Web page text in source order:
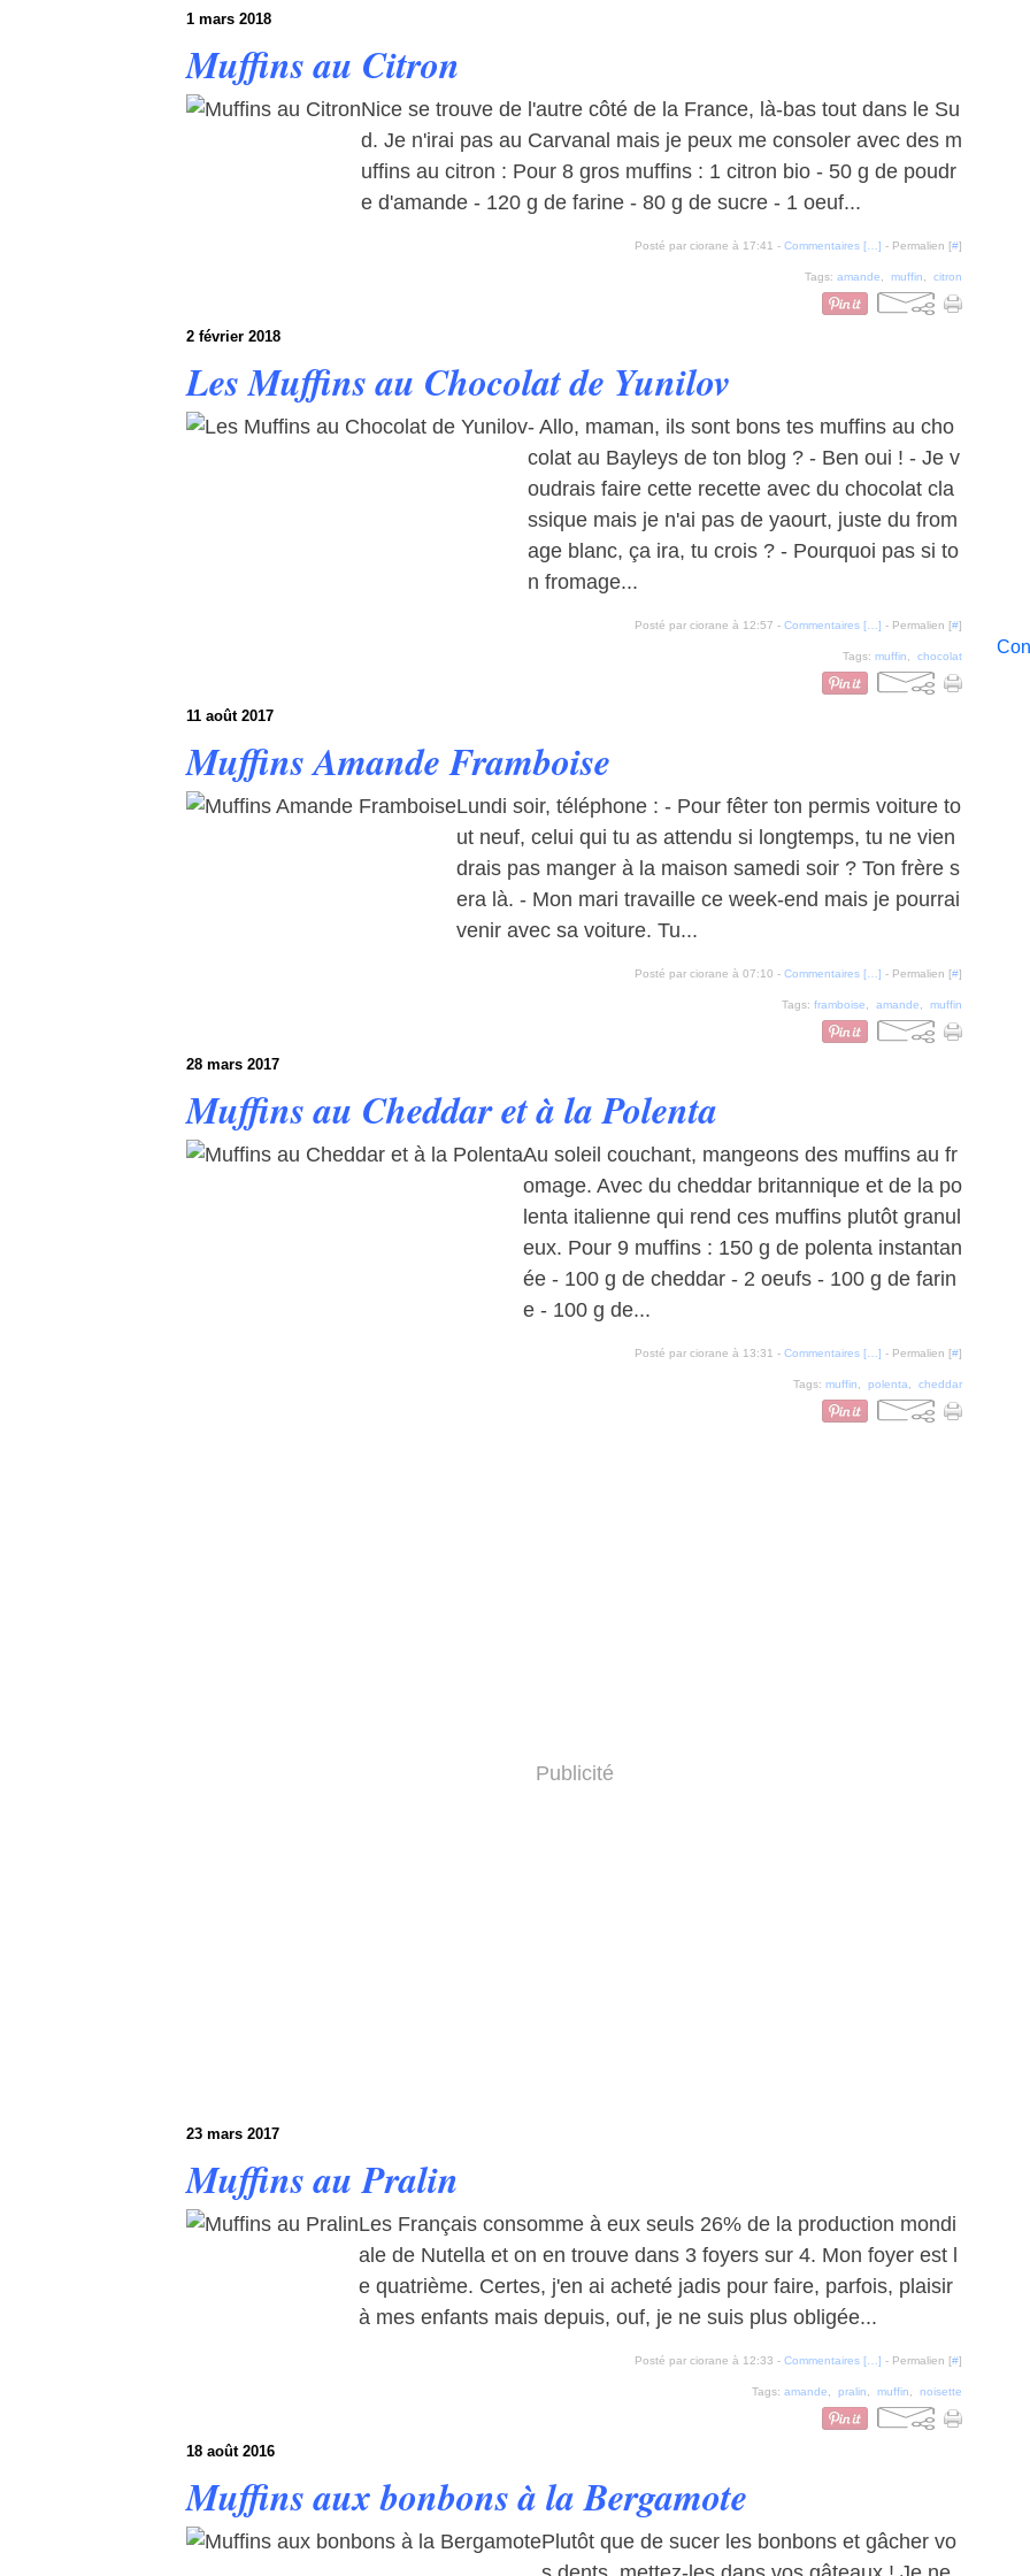
1 mars 2018
Muffins au Citron
Nice se trouve de l'autre côté de la France, là-bas tout dans le Su
d. Je n'irai pas au Carvanal mais je peux me consoler avec des m
uffins au citron : Pour 8 gros muffins : 1 citron bio - 50 g de poudr
e d'amande - 120 g de farine - 80 g de sucre - 1 oeuf...
Posté par ciorane à 17:41 - Commentaires [ ] - Permalien [#]
Tags: amande muffin citron
2 février 2018
Les Muffins au Chocolat de Yunilov
- Allo, maman, ils sont bons tes muffins au cho
colat au Bayleys de ton blog ? - Ben oui ! - Je v
oudrais faire cette recette avec du chocolat cla
ssique mais je n'ai pas de yaourt, juste du from
age blanc, ça ira, tu crois ? - Pourquoi pas si to
n fromage...
Posté par ciorane à 12:57 - Commentaires [ ] - Permalien [#]
Tags: muffin chocolat
11 août 2017
Muffins Amande Framboise
Lundi soir, téléphone : - Pour fêter ton permis voiture to
ut neuf, celui qui tu as attendu si longtemps, tu ne vien
drais pas manger à la maison samedi soir ? Ton frère s
era là. - Mon mari travaille ce week-end mais je pourrai
venir avec sa voiture. Tu...
Posté par ciorane à 07:10 - Commentaires [ ] - Permalien [#]
Tags: framboise amande muffin
28 mars 2017
Muffins au Cheddar et à la Polenta
Au soleil couchant, mangeons des muffins au fr
omage. Avec du cheddar britannique et de la po
lenta italienne qui rend ces muffins plutôt granul
eux. Pour 9 muffins : 150 g de polenta instantan
ée - 100 g de cheddar - 2 oeufs - 100 g de farin
e - 100 g de...
Posté par ciorane à 13:31 - Commentaires [ ] - Permalien [#]
Tags: muffin polenta cheddar
Publicité
23 mars 2017
Muffins au Pralin
Les Français consomme à eux seuls 26% de la production mondi
ale de Nutella et on en trouve dans 3 foyers sur 4. Mon foyer est l
e quatrième. Certes, j'en ai acheté jadis pour faire, parfois, plaisir
à mes enfants mais depuis, ouf, je ne suis plus obligée...
Posté par ciorane à 12:33 - Commentaires [ ] - Permalien [#]
Tags: amande pralin muffin noisette
18 août 2016
Muffins aux bonbons à la Bergamote
Plutôt que de sucer les bonbons et gâcher vo